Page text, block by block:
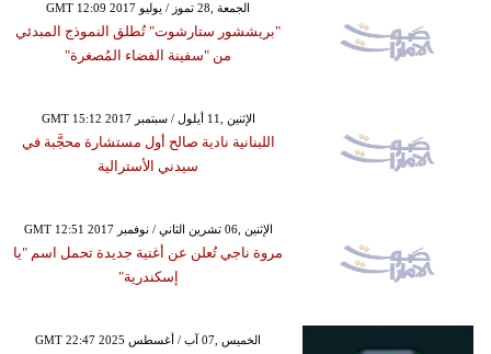
GMT 12:09 2017 الجمعة ,28 تموز / يوليو
"بريششور ستارشوت" تُطلق النموذج المبدئي
من "سفينة الفضاء المُصغرة"
GMT 15:12 2017 الإثنين ,11 أيلول / سبتمبر
اللبنانية نادية صالح أول مستشارة محجَّبة في
سيدني الأسترالية
GMT 12:51 2017 الإثنين ,06 تشرين الثاني / نوفمبر
مروة ناجي تُعلن عن أغنية جديدة تحمل اسم "يا
إسكندرية"
GMT 22:47 2025 الخميس ,07 آب / أغسطس